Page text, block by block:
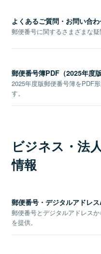
よくあるご質問・お問い合
郵便番号に関するさまざまな疑
郵便番号簿PDF（2025年度版
2025年度版郵便番号簿をPDF
す。
ビジネス・法
情報
郵便番号・デジタルアドレ
郵便番号とデジタルアドレス
を提供。